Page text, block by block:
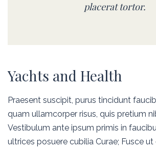
placerat tortor.
Yachts and Health
Praesent suscipit, purus tincidunt
quam ullamcorper risus, quis pretium
Vestibulum ante ipsum primis in
ultrices posuere cubilia Curae; Fusce